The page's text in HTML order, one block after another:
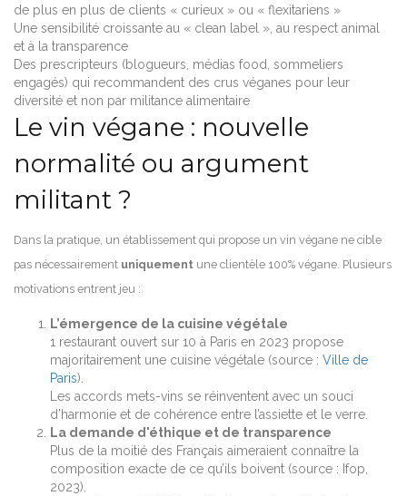
de plus en plus de clients « curieux » ou « flexitariens »
Une sensibilité croissante au « clean label », au respect animal
et à la transparence
Des prescripteurs (blogueurs, médias food, sommeliers
engagés) qui recommandent des crus véganes pour leur
diversité et non par militance alimentaire
Le vin végane : nouvelle
normalité ou argument
militant ?
Dans la pratique, un établissement qui propose un vin végane ne cible
pas nécessairement uniquement une clientèle 100% végane. Plusieurs
motivations entrent jeu :
L’émergence de la cuisine végétale
1 restaurant ouvert sur 10 à Paris en 2023 propose
majoritairement une cuisine végétale (source : Ville de
Paris).
Les accords mets-vins se réinventent avec un souci
d’harmonie et de cohérence entre l’assiette et le verre.
La demande d'éthique et de transparence
Plus de la moitié des Français aimeraient connaître la
composition exacte de ce qu’ils boivent (source : Ifop,
2023).